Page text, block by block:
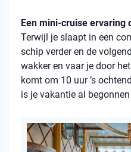
Een mini-cruise ervaring
Terwijl je slaapt in een
schip verder en de
wakker en vaar je door
komt om 10 uur ’s
is je vakantie al